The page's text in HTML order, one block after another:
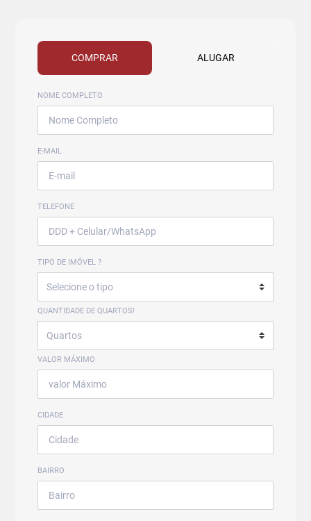
COMPRAR ALUGAR
NOME COMPLETO
E-MAIL
TELEFONE
TIPO DE IMÓVEL ?
QUANTIDADE DE QUARTOS!
VALOR MÁXIMO
CIDADE
BAIRRO